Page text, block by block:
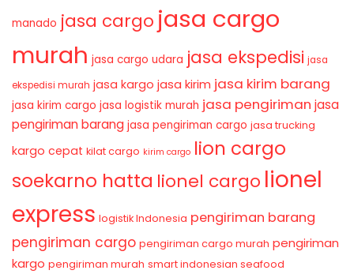
manado jasa cargo jasa cargo
murah jasa cargo udara jasa ekspedisi jasa
ekspedisi murah jasa kargo jasa kirim jasa kirim barang
jasa kirim cargo jasa logistik murah jasa pengiriman jasa
pengiriman barang jasa pengiriman cargo jasa trucking
kargo cepat kilat cargo kirim cargo lion cargo
soekarno hatta lionel cargo lionel
express logistik Indonesia pengiriman barang
pengiriman cargo pengiriman cargo murah pengiriman
kargo pengiriman murah smart indonesian seafood